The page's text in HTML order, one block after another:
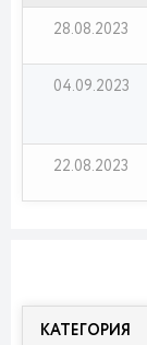
28.08.2023
04.09.2023
22.08.2023
КАТЕГОРИЯ